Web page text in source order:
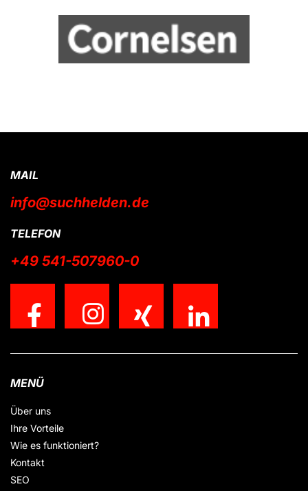
MAIL
info@suchhelden.de
TELEFON
+49 541-507960-0
MENÜ
Über uns
Ihre Vorteile
Wie es funktioniert?
Kontakt
SEO